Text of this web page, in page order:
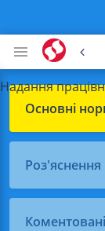
Надання
Основні
Роз'яснення